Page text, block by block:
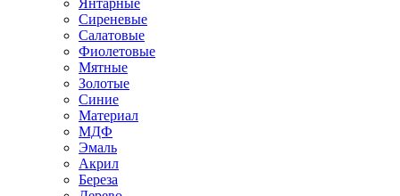
Янтарные
Сиреневые
Салатовые
Фиолетовые
Мятные
Золотые
Синие
Материал
МДФ
Эмаль
Акрил
Береза